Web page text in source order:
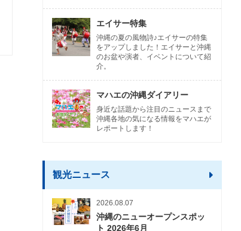
エイサー特集
沖縄の夏の風物詩♪エイサーの特集
をアップしました！エイサーと沖縄
のお盆や演者、イベントについて紹
介。
マハエの沖縄ダイアリー
身近な話題から注目のニュースまで
沖縄各地の気になる情報をマハエが
レポートします！
観光ニュース
2026.08.07
沖縄のニューオープンスポッ
ト 2026年6月